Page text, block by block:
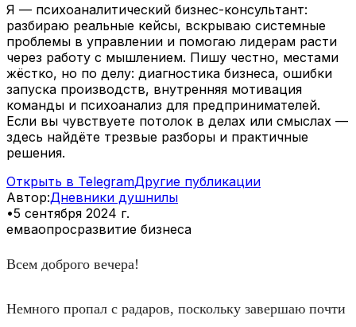
Я — психоаналитический бизнес-консультант:
разбираю реальные кейсы, вскрываю системные
проблемы в управлении и помогаю лидерам расти
через работу с мышлением. Пишу честно, местами
жёстко, но по делу: диагностика бизнеса, ошибки
запуска производств, внутренняя мотивация
команды и психоанализ для предпринимателей.
Если вы чувствуете потолок в делах или смыслах —
здесь найдёте трезвые разборы и практичные
решения.
Открыть в TelegramДругие публикации
Автор:Дневники душнилы
•5 сентября 2024 г.
емваопросразвитие бизнеса
Всем доброго вечера!
Немного пропал с радаров, поскольку завершаю почти